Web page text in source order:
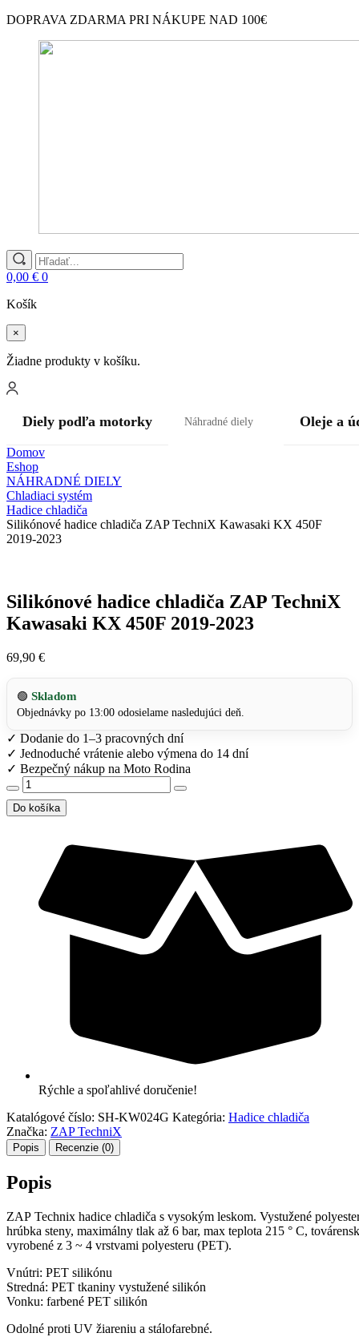
DOPRAVA ZDARMA PRI NÁKUPE NAD 100€
Search
for:
0,00 € 0
Košík
×
Žiadne produkty v košíku.
Diely podľa motorky Náhradné diely Oleje a
Domov
Eshop
NÁHRADNÉ DIELY
Chladiaci systém
Hadice chladiča
Silikónové hadice chladiča ZAP TechniX Kawasaki KX 450F
2019-2023
Silikónové hadice chladiča ZAP TechniX
Kawasaki KX 450F 2019-2023
69,90 €
🟢 Skladom
Objednávky po 13:00 odosielame nasledujúci deň.
✓ Dodanie do 1–3 pracovných dní
✓ Jednoduché vrátenie alebo výmena do 14 dní
✓ Bezpečný nákup na Moto Rodina
množstvo
Silikónové
hadice
Kawasaki
Do košíka
Rýchle a spoľahlivé doručenie!
Katalógové číslo: SH-KW024G Kategória: Hadice chladiča
Značka: ZAP TechniX
Popis Recenzie (0)
Popis
ZAP Technix hadice chladiča s vysokým leskom. Vystužené
hrúbka steny, maximálny tlak až 6 bar, max teplota 215 ° C,
vyrobené z 3 ~ 4 vrstvami polyesteru (PET).
Vnútri: PET silikónu
Stredná: PET tkaniny vystužené silikón
Vonku: farbené PET silikón
Odolné proti UV žiareniu a stálofarebné.